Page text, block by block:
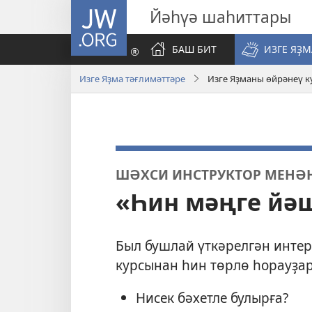
JW.ORG Йәһүә шаһиттары
БАШ БИТ
ИЗГЕ
Изге Яҙма тәғлимәттәре Изге Яҙманы өйрәнеү
ШӘХСИ ИНСТРУКТОР
«Һин мәңге
Был бушлай үткәрелгән
курсынан һин төрлө
Нисек бәхетле булырға?